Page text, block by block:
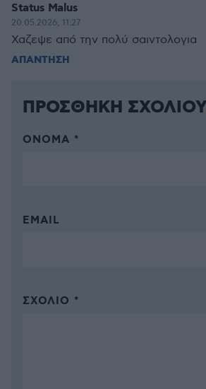
Status Malus
20.05.2026, 11:27
Χαζεψε από την πολύ σαιντολογια
ΑΠΑΝΤΗΣΗ
ΠΡΟΣΘΗΚΗ ΣΧΟΛΙΟΥ
ΌΝΟΜΑ *
EMAIL
ΣΧΌΛΙΟ *